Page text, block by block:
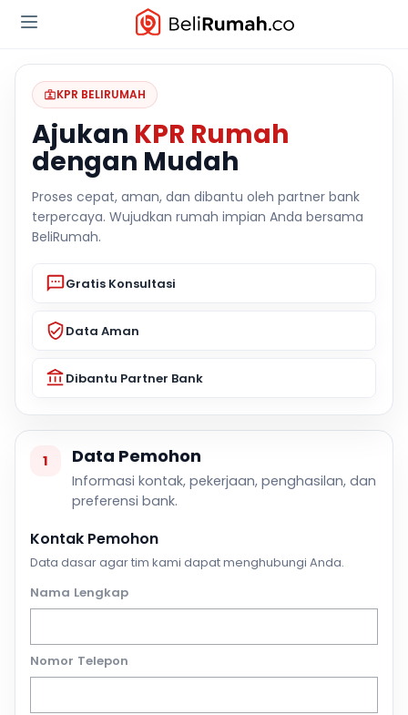
KPR BELIRUMAH
Ajukan KPR Rumah
dengan Mudah
Proses cepat, aman, dan dibantu oleh partner bank
terpercaya. Wujudkan rumah impian Anda bersama
BeliRumah.
Gratis Konsultasi
Data Aman
Dibantu Partner Bank
1 Data Pemohon
Informasi kontak, pekerjaan, penghasilan, dan
preferensi bank.
Kontak Pemohon
Data dasar agar tim kami dapat menghubungi Anda.
Nama Lengkap
Nomor Telepon